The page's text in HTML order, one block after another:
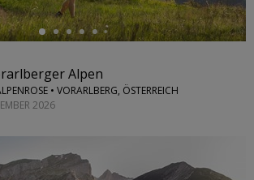
Alpen
• VORARLBERG, ÖSTERREICH
2026